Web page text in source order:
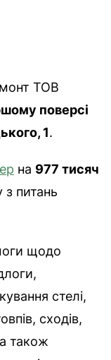
ТОВ
поверсі
1.
на 977 тисяч
з питань
щодо
стелі,
сходів,
також